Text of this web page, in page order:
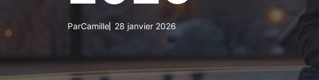
ParCamille 28 janvier 2026